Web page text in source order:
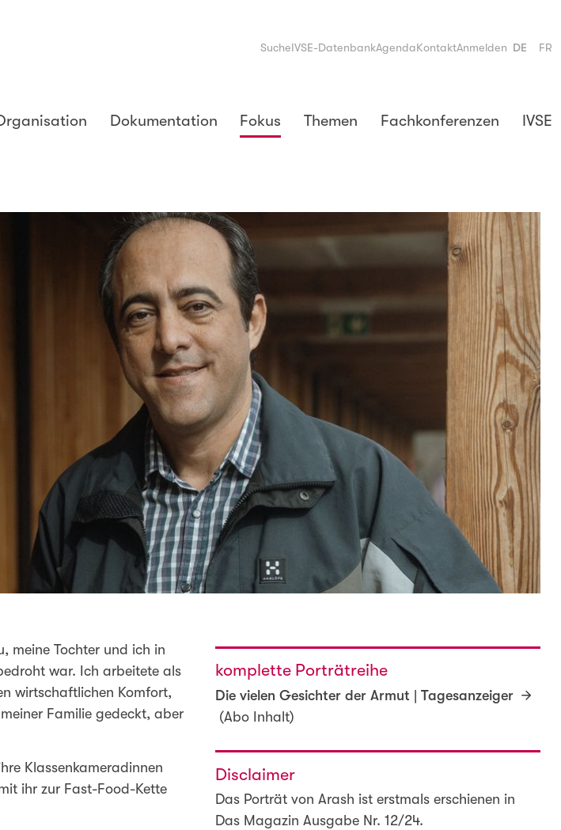
SucheIVSE-DatenbankAgendaKontaktAnmelden DE FR
Dokumentation Fokus Themen Fachkonferenzen IVSE
meine Tochter und ich in
war. Ich arbeitete als
wirtschaftlichen Komfort,
Familie gedeckt, aber
Klassenkameradinnen
ihr zur Fast-Food-Kette
komplette Porträtreihe
Die vielen Gesichter der Armut | Tagesanzeiger
(Abo Inhalt)
Disclaimer
Das Porträt von Arash ist erstmals erschienen in
Das Magazin Ausgabe Nr. 12/24.